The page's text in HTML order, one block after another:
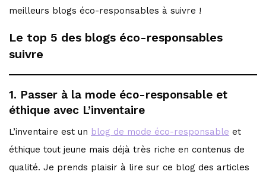
meilleurs blogs éco-responsables à suivre !
Le top 5 des blogs éco-responsables
suivre
1. Passer à la mode éco-responsable et
éthique avec L’inventaire
L’inventaire est un blog de mode éco-responsable et
éthique tout jeune mais déjà très riche en contenus de
qualité. Je prends plaisir à lire sur ce blog des articles